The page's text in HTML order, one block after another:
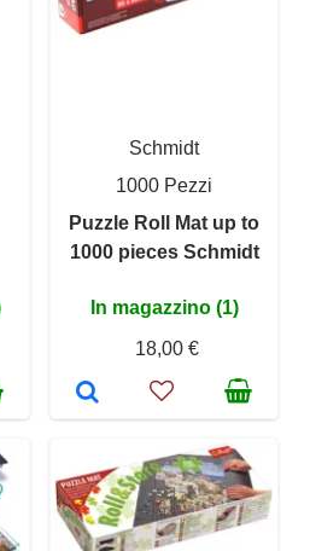
Schmidt
1000 Pezzi
Puzzle Roll Mat up to
1000 pieces Schmidt
In magazzino (1)
18,00 €